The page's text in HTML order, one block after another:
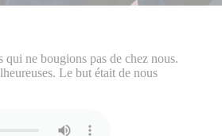
qui ne bougions pas de chez nous.
Le but était de nous